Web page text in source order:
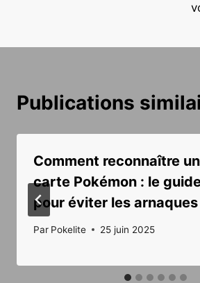
Publications
Comment reconnaître
carte Pokémon : le
pour éviter les arnaques
Par Pokelite 25 juin 2025